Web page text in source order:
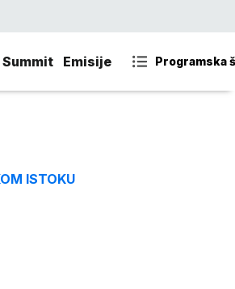
Emisije Programska
ISTOKU